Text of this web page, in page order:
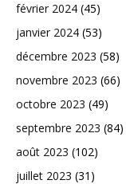
février 2024 (45)
janvier 2024 (53)
décembre 2023 (58)
novembre 2023 (66)
octobre 2023 (49)
septembre 2023 (84)
août 2023 (102)
juillet 2023 (31)